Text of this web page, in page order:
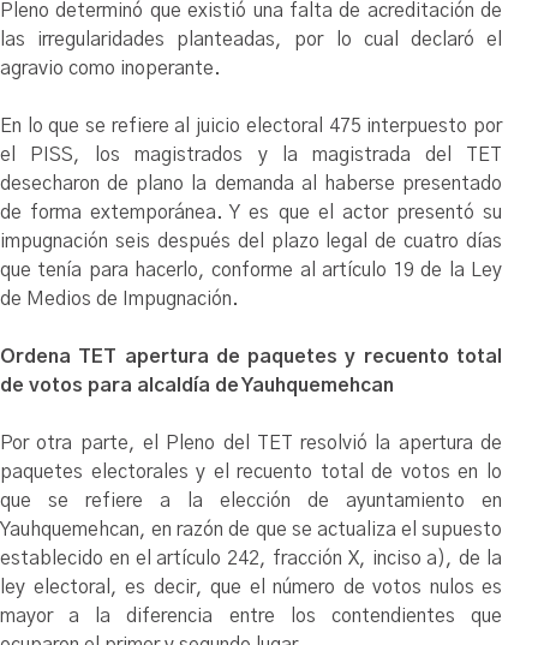
Pleno determinó que existió una falta de acreditación de
las irregularidades planteadas, por lo cual declaró el
agravio como inoperante.
En lo que se refiere al juicio electoral 475 interpuesto por
el PISS, los magistrados y la magistrada del TET
desecharon de plano la demanda al haberse presentado
de forma extemporánea. Y es que el actor presentó su
impugnación seis después del plazo legal de cuatro días
que tenía para hacerlo, conforme al artículo 19 de la Ley
de Medios de Impugnación.
Ordena TET apertura de paquetes y recuento total
de votos para alcaldía de Yauhquemehcan
Por otra parte, el Pleno del TET resolvió la apertura de
paquetes electorales y el recuento total de votos en lo
que se refiere a la elección de ayuntamiento en
Yauhquemehcan, en razón de que se actualiza el supuesto
establecido en el artículo 242, fracción X, inciso a), de la
ley electoral, es decir, que el número de votos nulos es
mayor a la diferencia entre los contendientes que